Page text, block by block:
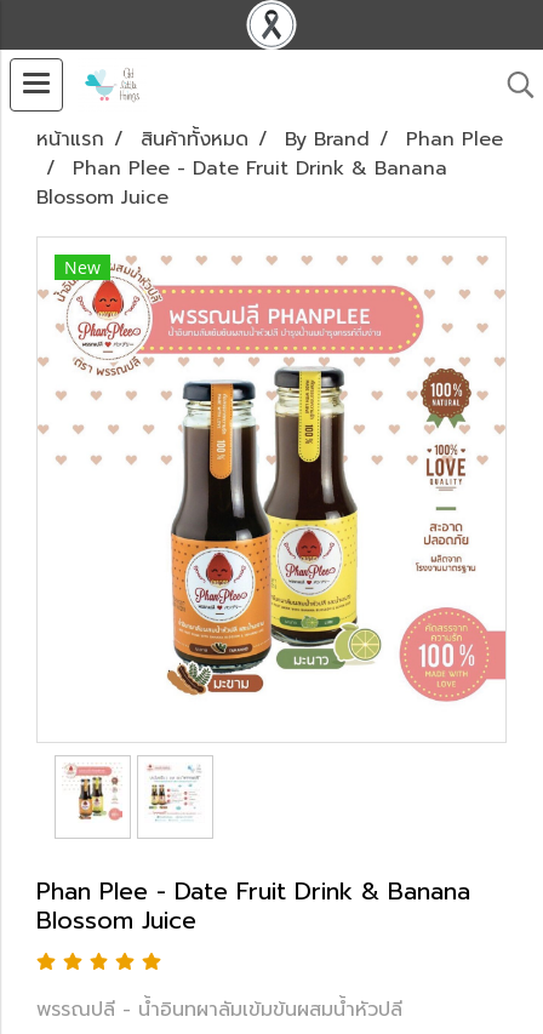
หน้าแรก สินค้าทั้งหมด By Brand
Phan Plee
Phan Plee - Date Fruit Drink & Banana
Blossom Juice
New
Phan Plee - Date Fruit Drink & Banana
Blossom Juice
พรรณปลี - น้ำอินทผาลัมเข้มข้นผสมน้ำหัวปลี